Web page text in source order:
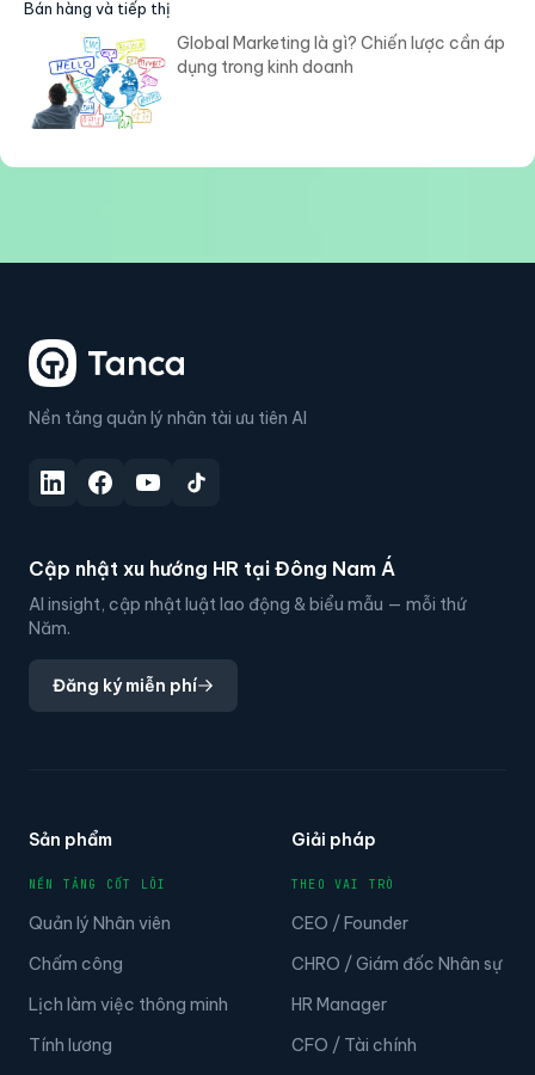
Bán hàng và tiếp thị
Global Marketing là gì? Chiến lược cần áp
dụng trong kinh doanh
Nền tảng quản lý nhân tài ưu tiên AI
Cập nhật xu hướng HR tại Đông Nam Á
AI insight, cập nhật luật lao động & biểu mẫu — mỗi thứ
Năm.
Đăng ký miễn phí
Sản phẩm
NỀN TẢNG CỐT LÕI
Quản lý Nhân viên
Chấm công
Lịch làm việc thông minh
Tính lương
Giải pháp
THEO VAI TRÒ
CEO / Founder
CHRO / Giám đốc Nhân sự
HR Manager
CFO / Tài chính